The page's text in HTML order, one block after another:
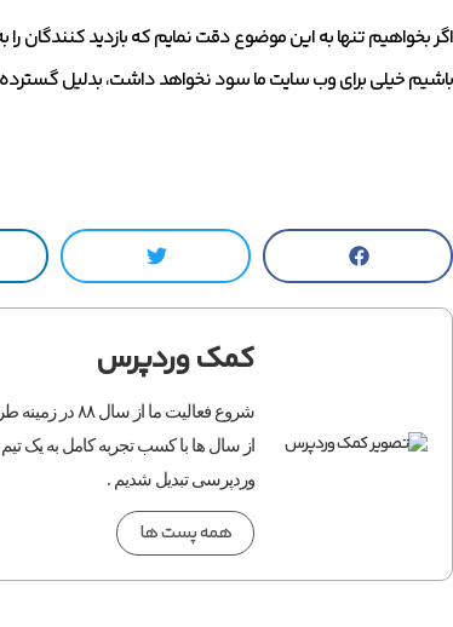
اگر بخواهیم تنها به این موضوع دقت نمایم که بازدید
باشیم خیلی برای وب سایت ما سود نخواهد داشت، بدلیل گسترده
کمک وردپرس
شروع فعالیت
از سال ها با کسب تجربه کامل به یک
وردپرسی تبدیل شدیم .
همه پست ها